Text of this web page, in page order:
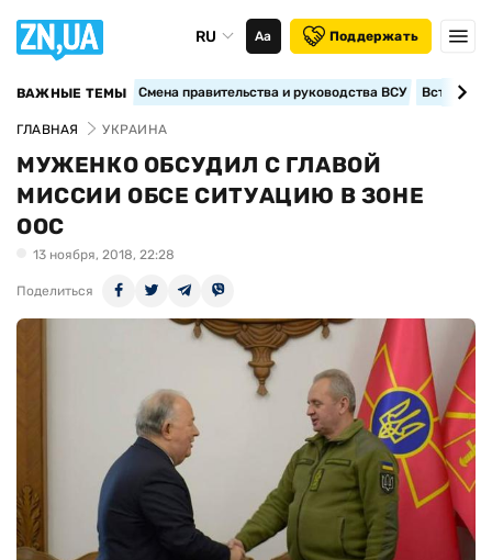
RU Аа Поддержать
ВАЖНЫЕ ТЕМЫ Смена правительства и руководства ВСУ
ГЛАВНАЯ УКРАИНА
МУЖЕНКО ОБСУДИЛ С ГЛАВОЙ
МИССИИ ОБСЕ СИТУАЦИЮ В ЗОНЕ
ООС
13 ноября, 2018, 22:28
Поделиться